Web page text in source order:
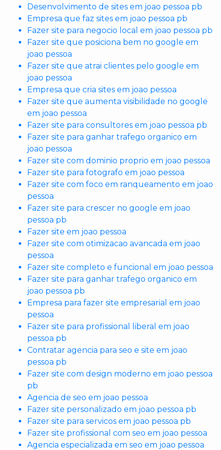
Desenvolvimento de sites em joao pessoa pb
Empresa que faz sites em joao pessoa pb
Fazer site para negocio local em joao pessoa pb
Fazer site que posiciona bem no google em
joao pessoa
Fazer site que atrai clientes pelo google em
joao pessoa
Empresa que cria sites em joao pessoa
Fazer site que aumenta visibilidade no google
em joao pessoa
Fazer site para consultores em joao pessoa pb
Fazer site para ganhar trafego organico em
joao pessoa
Fazer site com dominio proprio em joao pessoa
Fazer site para fotografo em joao pessoa
Fazer site com foco em ranqueamento em joao
pessoa
Fazer site para crescer no google em joao
pessoa pb
Fazer site em joao pessoa
Fazer site com otimizacao avancada em joao
pessoa
Fazer site completo e funcional em joao pessoa
Fazer site para ganhar trafego organico em
joao pessoa pb
Empresa para fazer site empresarial em joao
pessoa
Fazer site para profissional liberal em joao
pessoa pb
Contratar agencia para seo e site em joao
pessoa pb
Fazer site com design moderno em joao pessoa
pb
Agencia de seo em joao pessoa
Fazer site personalizado em joao pessoa pb
Fazer site para servicos em joao pessoa pb
Fazer site profissional com seo em joao pessoa
Agencia especializada em seo em joao pessoa